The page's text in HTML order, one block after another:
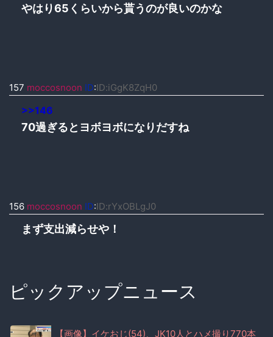
やはり65くらいから貰うのが良いのかな
157 moccosnoon ID:ID:iGgK8ZqH0
>>146
70過ぎるとヨボヨボになりだすね
156 moccosnoon ID:ID:rYxOBLgJ0
まず支出減らせや！
ピックアップニュース
【画像】イケおじ(54)、JK10人とハメ撮り770本